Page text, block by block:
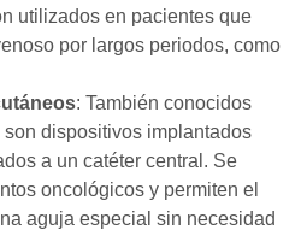
utilizados en pacientes que
por largos periodos, como
: También conocidos
son dispositivos implantados
a un catéter central. Se
oncológicos y permiten el
aguja especial sin necesidad